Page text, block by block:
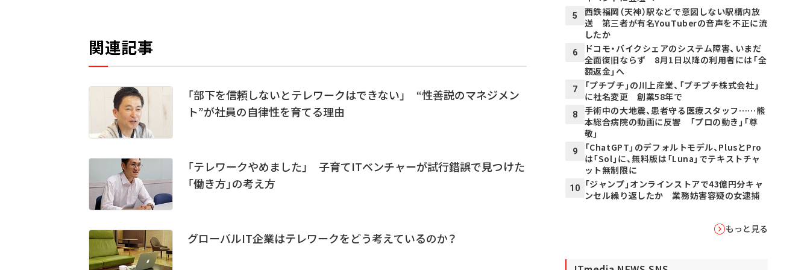
関連記事
「部下を信頼しないとテレワークはできない」 “性善説のマネジメン
ト”が社員の自律性を育てる理由
「テレワークやめました」 子育てITベンチャーが試行錯誤で見つけた
「働き方」の考え方
グローバルIT企業はテレワークをどう考えているのか？
5
西鉄福岡（天神）駅などで意図しない駅構内放
送 第三者が有名YouTuberの音声を不正に流
したか
6
ドコモ・バイクシェアのシステム障害、いまだ
全面復旧ならず 8月1日以降の利用者には「全
額返金」へ
7
「プチプチ」の川上産業、「プチプチ株式会社」
に社名変更 創業58年で
8
手術中の大地震、患者守る医療スタッフ……熊
本総合病院の動画に反響 「プロの動き」「尊
敬」
9
「ChatGPT」のデフォルトモデル、PlusとPro
は「Sol」に、無料版は「Luna」でテキストチャ
ット無制限に
10
「ジャンプ」オンラインストアで43億円分キャ
ンセル繰り返したか 業務妨害容疑の女逮捕
もっと見る